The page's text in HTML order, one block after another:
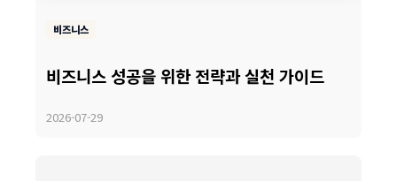
비즈니스
비즈니스 성공을 위한 전략과 실천 가이드
2026-07-29